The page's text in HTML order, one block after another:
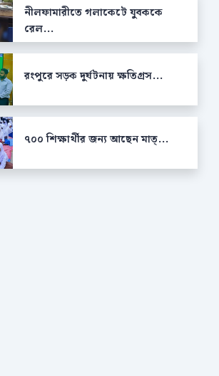
নীলফামারীতে গলাকেটে যুবককে
রেল...
রংপুরে সড়ক দুর্ঘটনায় ক্ষতিগ্রস...
৭০০ শিক্ষার্থীর জন্য আছেন মাত্...